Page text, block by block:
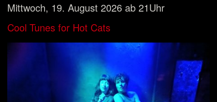
Mittwoch, 19. August 2026 ab 21Uhr
Cool Tunes for Hot Cats